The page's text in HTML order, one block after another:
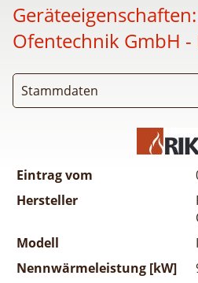
Geräteeigenschaften:
Ofentechnik GmbH
Stammdaten
Eintrag vom
Hersteller
Modell
Nennwärmeleistung [kW]